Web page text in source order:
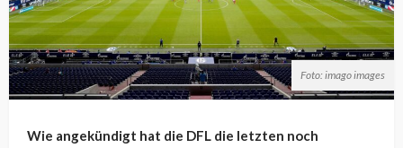
Foto: imago images
Wie angekündigt hat die DFL die letzten noch